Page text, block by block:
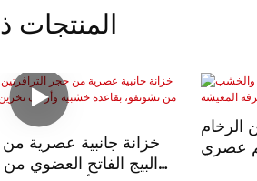
المنتجات
خزانة جانبية عصرية من
البيج الفاتح العضوي
الرخام
عصري